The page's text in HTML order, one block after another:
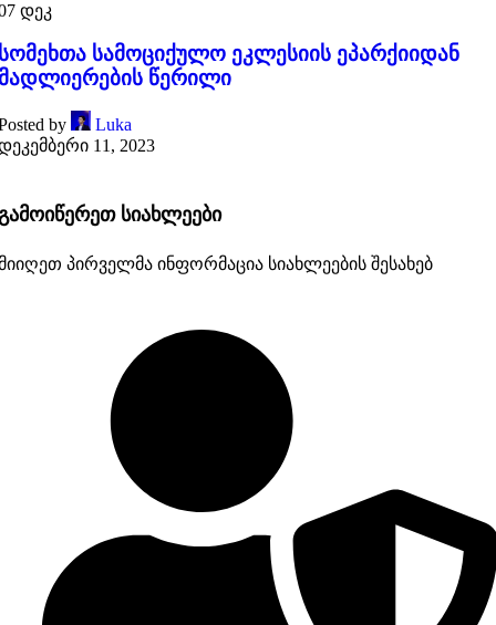
დეკ
სამოციქულო ეკლესიის ეპარქიიდან
წერილი
by
Luka
11, 2023
სიახლეები
პირველმა ინფორმაცია სიახლეების შესახებ